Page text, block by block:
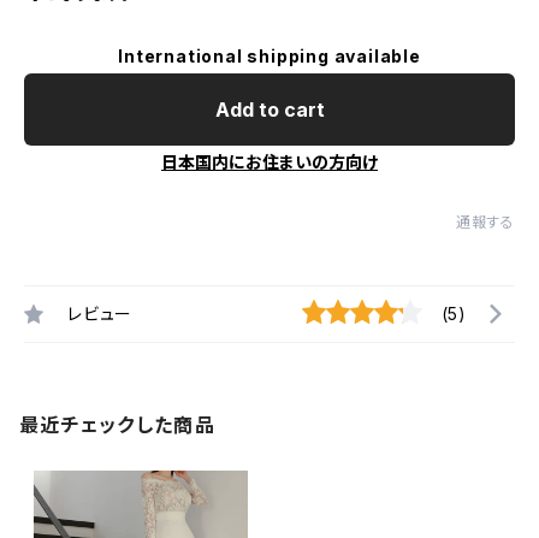
International shipping available
Add to cart
日本国内にお住まいの方向け
通報する
レビュー (5)
最近チェックした商品